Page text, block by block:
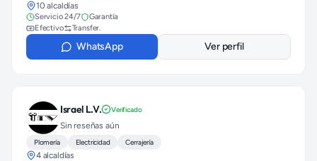
10 alcaldías
Servicio 24/7
Garantía
Efectivo
Transfer.
WhatsApp Ver perfil
Israel L.V. Verificado
Sin reseñas aún
Plomería Electricidad Cerrajería
4 alcaldías